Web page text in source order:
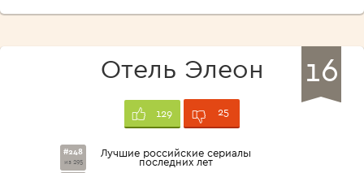
16
Отель Элеон
129 25
#248
из 295
Лучшие российские сериалы
последних лет